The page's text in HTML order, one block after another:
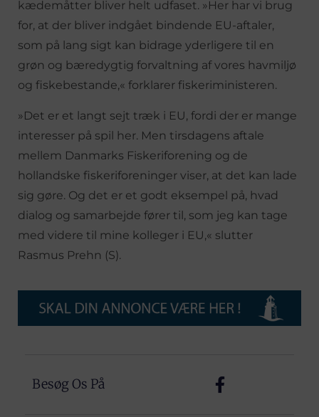
kædemåtter bliver helt udfaset. »Her har vi brug
for, at der bliver indgået bindende EU-aftaler,
som på lang sigt kan bidrage yderligere til en
grøn og bæredygtig forvaltning af vores havmiljø
og fiskebestande,« forklarer fiskeriministeren.
»Det er et langt sejt træk i EU, fordi der er mange
interesser på spil her. Men tirsdagens aftale
mellem Danmarks Fiskeriforening og de
hollandske fiskeriforeninger viser, at det kan lade
sig gøre. Og det er et godt eksempel på, hvad
dialog og samarbejde fører til, som jeg kan tage
med videre til mine kolleger i EU,« slutter
Rasmus Prehn (S).
Besøg Os På